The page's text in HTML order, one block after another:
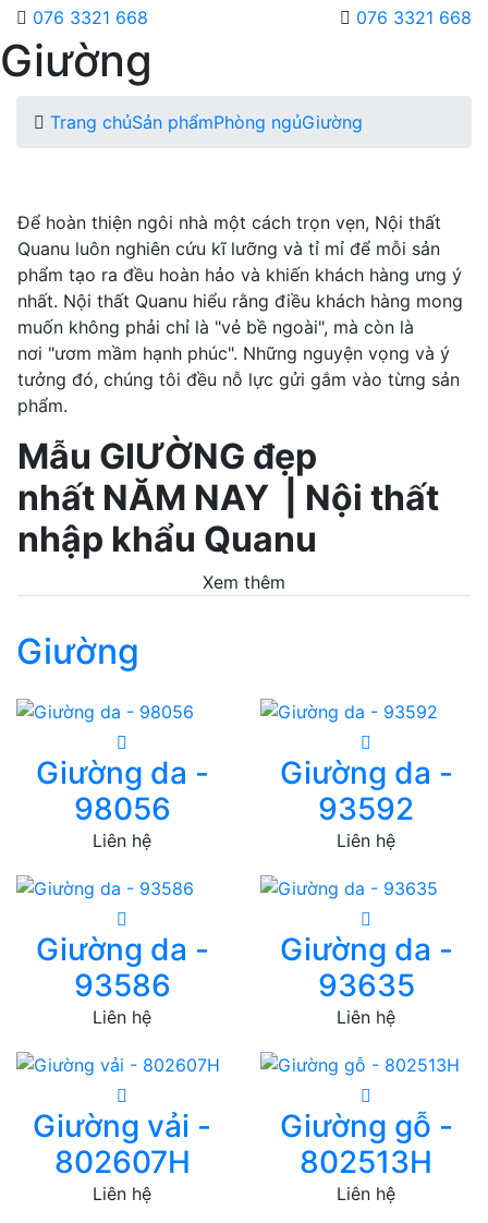
076 3321 668 076 3321 668
Giường
Trang chủSản phẩmPhòng ngủGiường
Để hoàn thiện ngôi nhà một cách trọn vẹn, Nội thất
Quanu luôn nghiên cứu kĩ lưỡng và tỉ mỉ để mỗi sản
phẩm tạo ra đều hoàn hảo và khiến khách hàng ưng ý
nhất. Nội thất Quanu hiểu rằng điều khách hàng mong
muốn không phải chỉ là "vẻ bề ngoài", mà còn là
nơi "ươm mầm hạnh phúc". Những nguyện vọng và ý
tưởng đó, chúng tôi đều nỗ lực gửi gắm vào từng sản
phẩm.
Mẫu GIƯỜNG đẹp
nhất NĂM NAY | Nội thất
nhập khẩu Quanu
Xem thêm
Giường
Giường da -
98056
Liên hệ
Giường da -
93592
Liên hệ
Giường da -
93586
Liên hệ
Giường da -
93635
Liên hệ
Giường vải -
802607H
Liên hệ
Giường gỗ -
802513H
Liên hệ